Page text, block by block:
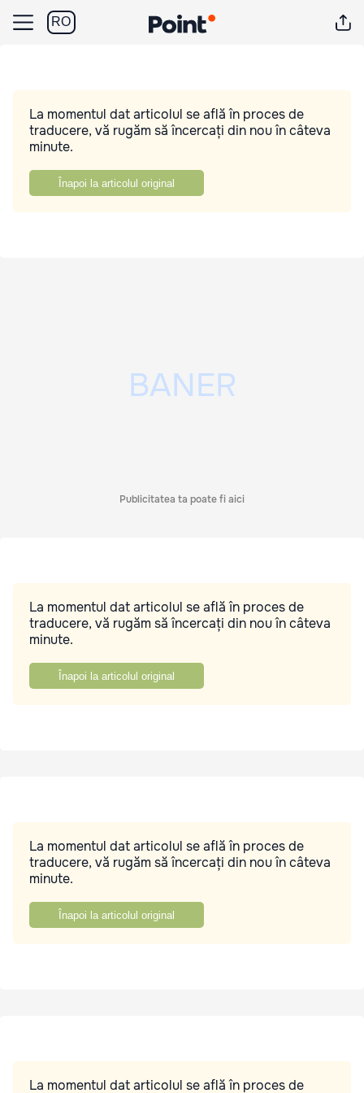
RO
La momentul dat articolul se află în proces de
traducere, vă rugăm să încercați din nou în câteva
minute.
Înapoi la articolul original
Publicitatea ta poate fi aici
La momentul dat articolul se află în proces de
traducere, vă rugăm să încercați din nou în câteva
minute.
Înapoi la articolul original
La momentul dat articolul se află în proces de
traducere, vă rugăm să încercați din nou în câteva
minute.
Înapoi la articolul original
La momentul dat articolul se află în proces de